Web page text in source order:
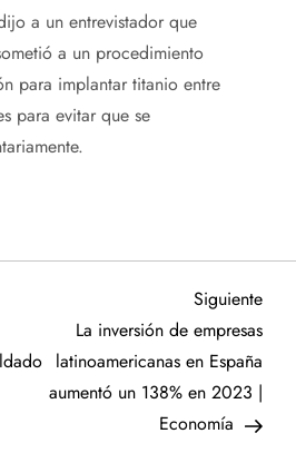
a un entrevistador que
a un procedimiento
para implantar titanio entre
para evitar que se
Siguiente
La inversión de empresas
latinoamericanas en España
aumentó un 138% en 2023 |
Economía